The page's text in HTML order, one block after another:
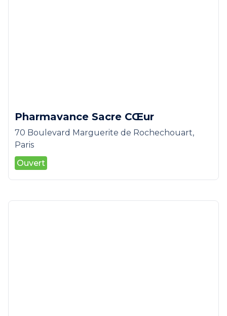
Pharmavance Sacre CŒur
70 Boulevard Marguerite de Rochechouart,
Paris
Ouvert